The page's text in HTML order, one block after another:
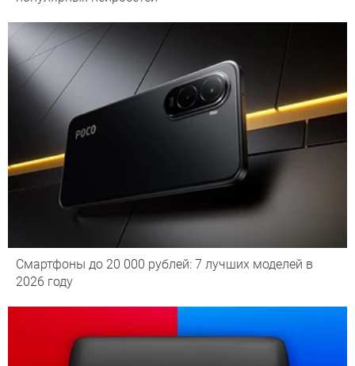
Смартфоны до 20 000 рублей: 7 лучших моделей в
2026 году